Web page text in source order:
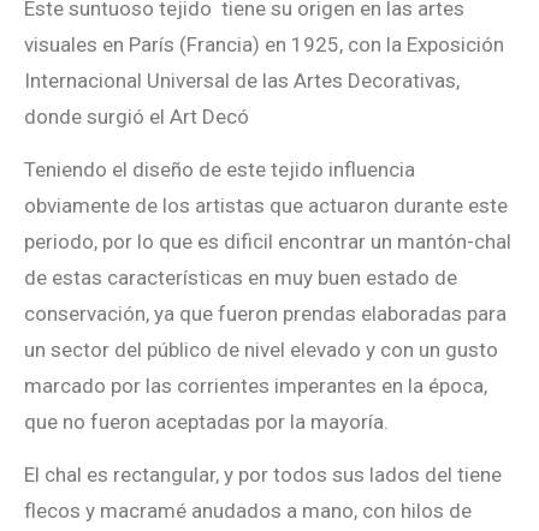
Este suntuoso tejido tiene su origen en las artes
visuales en París (Francia) en 1925, con la Exposición
Internacional Universal de las Artes Decorativas,
donde surgió el Art Decó
Teniendo el diseño de este tejido influencia
obviamente de los artistas que actuaron durante este
periodo, por lo que es dificil encontrar un mantón-chal
de estas características en muy buen estado de
conservación, ya que fueron prendas elaboradas para
un sector del público de nivel elevado y con un gusto
marcado por las corrientes imperantes en la época,
que no fueron aceptadas por la mayoría.
El chal es rectangular, y por todos sus lados del tiene
flecos y macramé anudados a mano, con hilos de